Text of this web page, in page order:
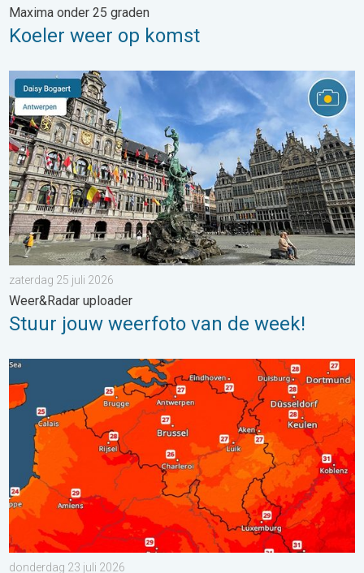
Maxima onder 25 graden
Koeler weer op komst
Stuur jouw weerfoto van de week!. Weer&Radar uploader. . .
zaterdag 25 juli 2026
Weer&Radar uploader
Stuur jouw weerfoto van de week!
Zaterdag warmste dag van de week. Bijna overal zomers
donderdag 23 juli 2026